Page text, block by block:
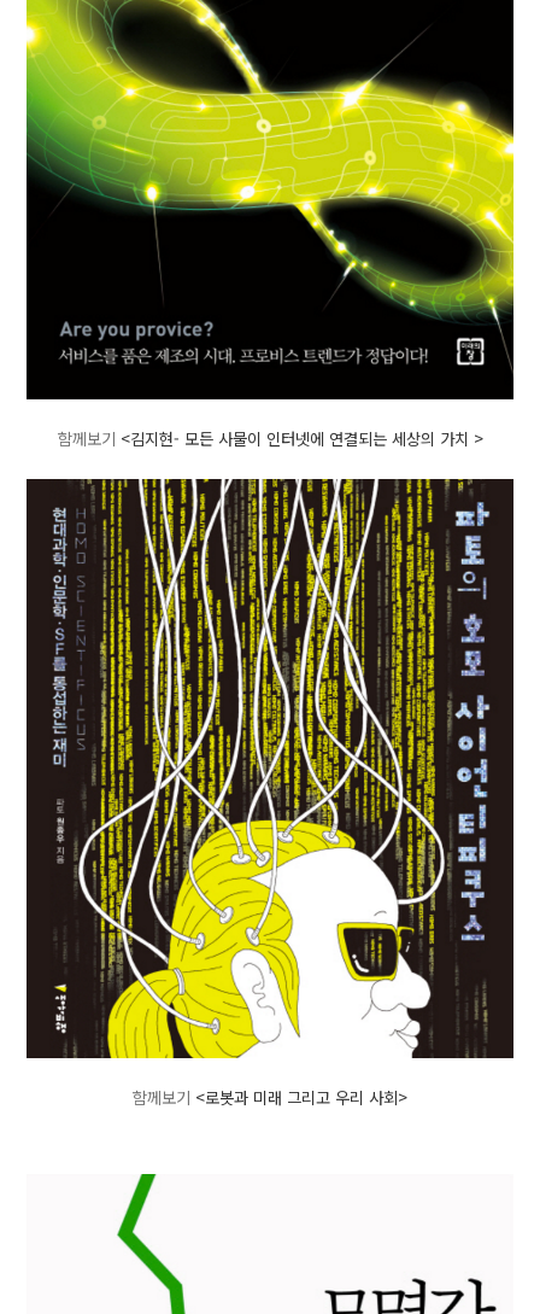
함께보기 <김지현- 모든 사물이 인터넷에 연결되는 세상의 가치 >
함께보기 <로봇과 미래 그리고 우리 사회>